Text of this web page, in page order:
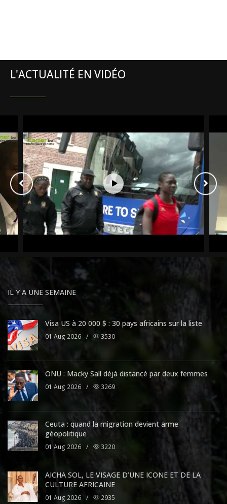
L'ACTUALITÉ EN VIDÉO
IL Y A UNE SEMAINE
Visa US à 20 000 $ : 30 pays africains sur la liste
01 Aug 2026 / 3530
ONU : Macky Sall déjà distancé par deux femmes
01 Aug 2026 / 3269
Ceuta : quand la migration devient arme
géopolitique
01 Aug 2026 / 3220
AICHA SOL, LE VISAGE D’UNE ICONE ET DE LA
CULTURE AFRICAINE
01 Aug 2026 / 2935